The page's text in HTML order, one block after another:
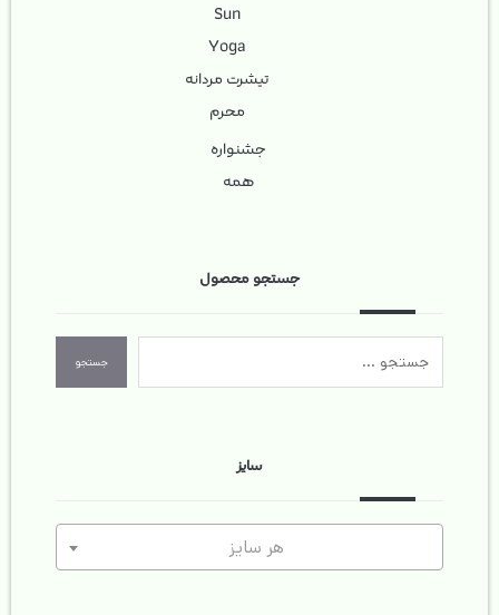
Sun
Yoga
تیشرت مردانه
محرم
جشنواره
همه
جستجو محصول
جستجو
سایز
هر سایز